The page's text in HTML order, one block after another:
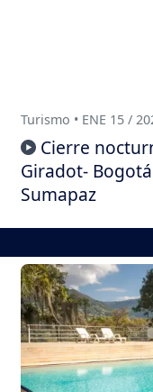
Turismo • ENE 15 /
Cierre
Giradot-
Sumapaz